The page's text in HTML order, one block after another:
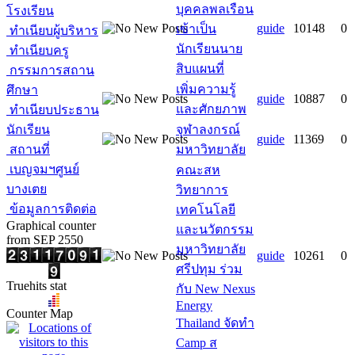
โรงเรียน
ทำเนียบผู้บริหาร
ทำเนียบครู
กรรมการสถาน
ศึกษา
ทำเนียบประธาน
นักเรียน
สถานที่
เบญจมฯศูนย์
บางเตย
ข้อมูลการติดต่อ
Graphical counter
from SEP 2550
Truehits stat
Counter Map
บุคคลพลเรือน
เข้าเป็น
นักเรียนนาย
สิบแผนที่
guide 10148 0
เพิ่มความรู้
และศักยภาพ
guide 10887 0
จุฬาลงกรณ์
มหาวิทยาลัย
guide 11369 0
คณะสห
วิทยาการ
เทคโนโลยี
และนวัตกรรม
มหาวิทยาลัย
ศรีปทุม ร่วม
กับ New Nexus
Energy
Thailand จัดทำ
Camp ส
guide 10261 0